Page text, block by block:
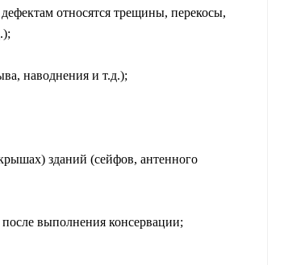
относятся трещины, перекосы,
наводнения и т.д.);
зданий (сейфов, антенного
выполнения консервации;